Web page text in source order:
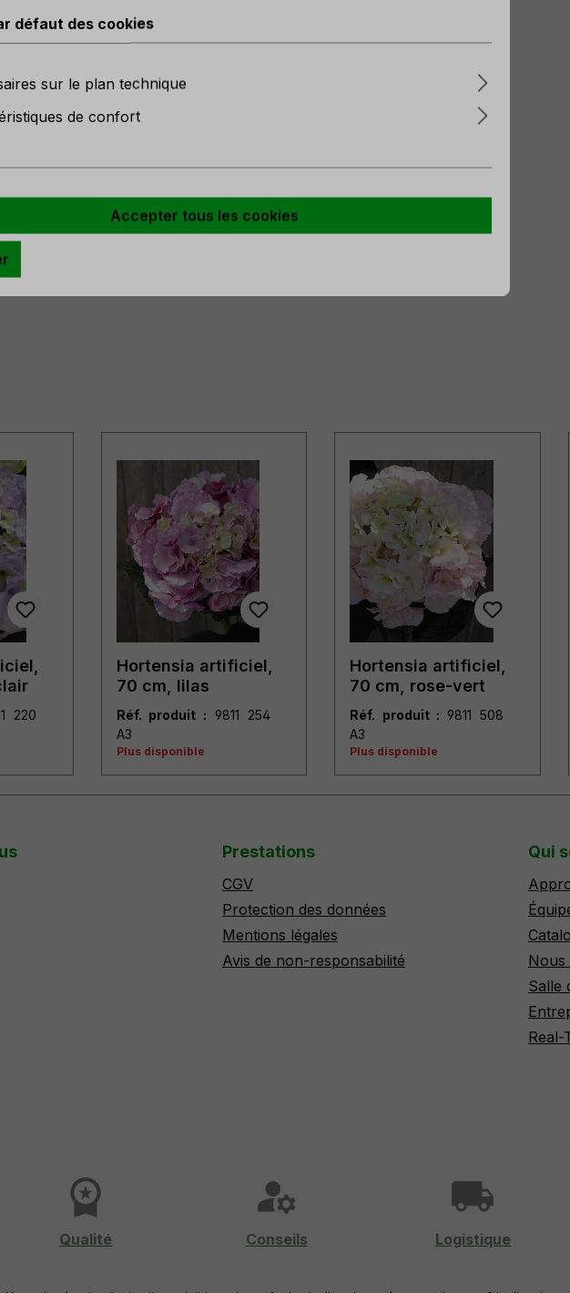
antique
Hortensia artificiel,
70 cm, lilas
Réf. produit :
A3
Plus disponible
Hortensia artificiel,
70 cm, rose-vert
Réf. produit :
A3
Plus disponible
Prestations
CGV
Protection des données
Mentions légales
Avis de non-responsabilité
Qui
Nous
Salle
Real-
workspace_premium
Qualité
manage_accounts
Conseils
local_shipping
Logistique
défaut des cookies
sur le plan technique
de confort
Accepter tous les cookies